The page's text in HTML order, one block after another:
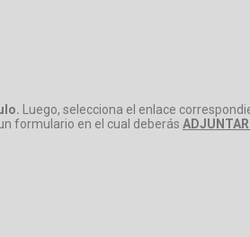
Luego, selecciona el enlace
formulario en el cual deberás